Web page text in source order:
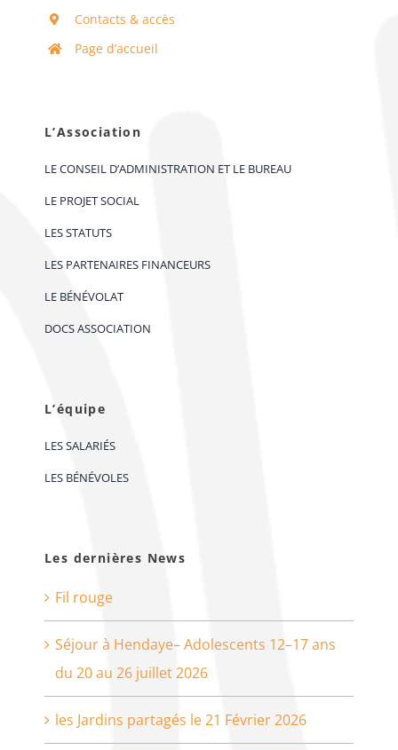
Contacts & accès
Page d’accueil
L’Association
LE CONSEIL D’ADMINISTRATION ET LE BUREAU
LE PROJET SOCIAL
LES STATUTS
LES PARTENAIRES FINANCEURS
LE BÉNÉVOLAT
DOCS ASSOCIATION
L’équipe
LES SALARIÉS
LES BÉNÉVOLES
Les dernières News
Fil rouge
Séjour à Hendaye– Adolescents 12–17 ans
du 20 au 26 juillet 2026
les Jardins partagés le 21 Février 2026